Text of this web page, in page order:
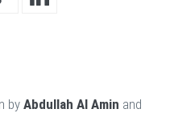
by Abdullah Al Amin and